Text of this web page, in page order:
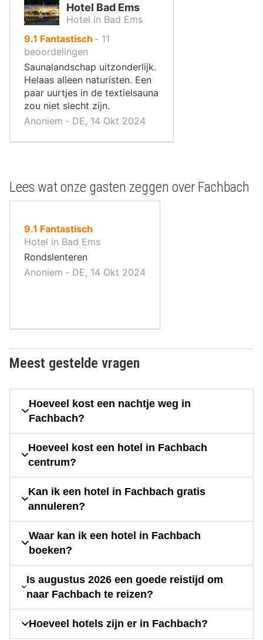
Hotel Bad Ems
Hotel in Bad Ems
9.1 uit
10
,
Fantastisch ‐ 11
beoordelingen
Saunalandschap uitzonderlijk.
Helaas alleen naturisten. Een
paar uurtjes in de textielsauna
zou niet slecht zijn.
Anoniem ‐ DE, 14 Okt 2024
Lees wat onze gasten zeggen over Fachbach
9.1 uit
10
,
Fantastisch
Hotel in Bad Ems
Rondslenteren
Anoniem ‐ DE, 14 Okt 2024
Meest gestelde vragen
Hoeveel kost een nachtje weg in
Fachbach?
Hoeveel kost een hotel in Fachbach
centrum?
Kan ik een hotel in Fachbach gratis
annuleren?
Waar kan ik een hotel in Fachbach
boeken?
Is augustus 2026 een goede reistijd om
naar Fachbach te reizen?
Hoeveel hotels zijn er in Fachbach?